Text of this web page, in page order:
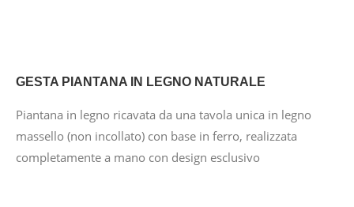
GESTA PIANTANA IN LEGNO NATURALE
Piantana in legno ricavata da una tavola unica in legno
massello (non incollato) con base in ferro, realizzata
completamente a mano con design esclusivo